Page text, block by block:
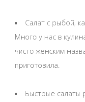
Салат с рыбой,
Много у нас в
чисто женским
приготовила.
Быстрые салаты